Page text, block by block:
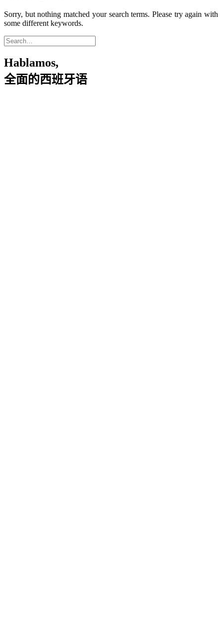
Sorry, but nothing matched your search terms. Please try again with
some different keywords.
Hablamos,
全面的西班牙语